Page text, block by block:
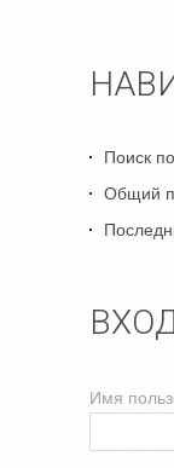
Поиск
Общий
Имя